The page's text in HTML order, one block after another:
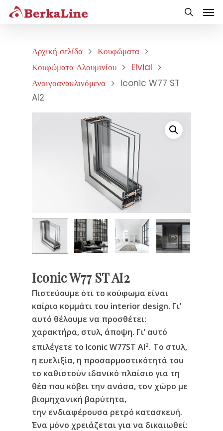
Αρχική σελίδα
Κουφώματα
Κουφώματα Αλουμινίου
Elvial
Ανοιγοανακλινόμενα
Iconic W77 ST
AI2
Iconic W77 ST AI2
Πιστεύουμε ότι το κούφωμα είναι
καίριο κομμάτι του interior design. Γι’
αυτό θέλουμε να προσθέτει:
χαρακτήρα, στυλ, άποψη. Γι’ αυτό
επιλέγετε το Iconic W77ST AI2. Το στυλ,
η ευελιξία, η προσαρμοστικότητά του
το καθιστούν ιδανικό πλαίσιο για τη
θέα που κόβει την ανάσα, τον χώρο με
βιομηχανική βαρύτητα,
την ενδιαφέρουσα ρετρό κατασκευή.
Ένα μόνο χρειάζεται για να δικαιωθεί: